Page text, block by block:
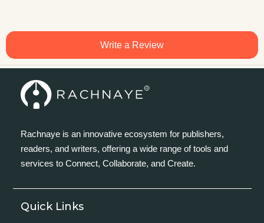
Write a Review
Rachnaye is an innovative ecosystem for publishers,
readers, and writers, offering a wide range of tools and
services to Connect, Collaborate, and Create.
Quick Links